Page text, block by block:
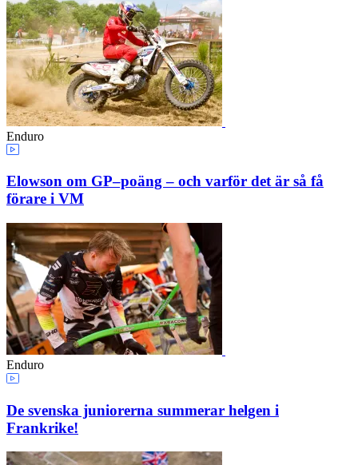
Enduro
Elowson om GP–poäng – och varför det är så få
förare i VM
Enduro
De svenska juniorerna summerar helgen i
Frankrike!